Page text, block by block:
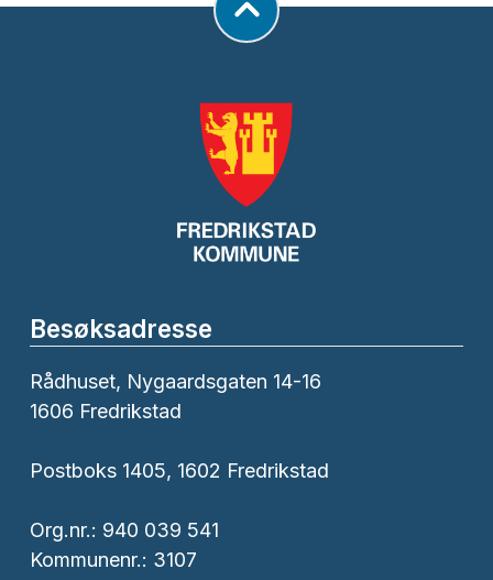
Besøksadresse
Rådhuset, Nygaardsgaten 14-16
1606 Fredrikstad
Postboks 1405, 1602 Fredrikstad
Org.nr.: 940 039 541
Kommunenr.: 3107